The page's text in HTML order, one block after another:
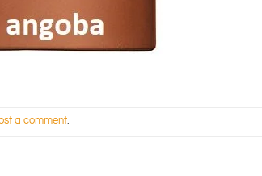
a comment.